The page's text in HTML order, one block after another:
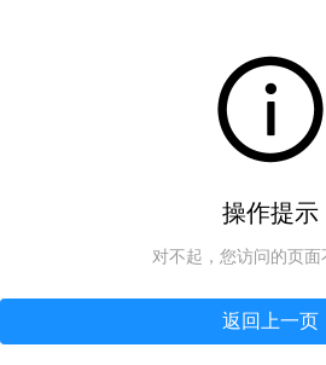
操作提示
对不起，您访问的页面
返回上一页